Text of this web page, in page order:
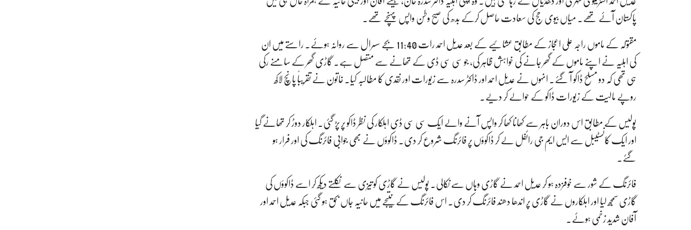
پاکستان آئے تھے۔ میاں بیوی حج کی سعادت حاصل کرکے بدھ کی صبح وطن واپس پہنچے تھے۔
مقتولہ کے ماموں راجہ علی اعجاز کے مطابق عشائیے کے بعد عدیل احمد رات 11:40 بجے سسرال سے روانہ ہوئے۔ راستے میں ان
کی اہلیہ نے اپنے ماموں کے گھر جانے کی خواہش ظاہر کی، جو سی سی ڈی کے تھانے سے متصل ہے۔ گاڑی گھر کے سامنے رکی
ہی تھی کہ دو مسلح ڈاکو آ گئے۔ انہوں نے عدیل احمد اور ڈاکٹر سدرہ سے زیورات اور نقدی کا مطالبہ کیا۔ خاتون نے تقریباً پانچ لاکھ
روپے مالیت کے زیورات ڈاکو کے حوالے کر دیے۔
پولیس کے مطابق اس دوران باہر سے کھانا کھا کر واپس آنے والے ایک سی سی ڈی اہلکار کی نظر ڈاکو پر پڑ گئی۔ اہلکار دوڑ کر تھانے گیا
اور ایک کانسٹیبل سے ایس ایم جی رائفل لے کر ڈاکوؤں پر فائرنگ شروع کر دی۔ ڈاکوؤں نے بھی جوابی فائرنگ کی اور فرار ہو
گئے۔
فائرنگ کے شور سے خوفزدہ ہو کر عدیل احمد نے گاڑی وہاں سے نکالی۔ پولیس نے گاڑی کو تیزی سے نکلتے دیکھ کر اسے ڈاکوؤں کی
گاڑی سمجھ لیا اور اہلکاروں نے گاڑی پر اندھا دھند فائرنگ کر دی۔ اس فائرنگ کے نتیجے میں حانیہ جاں بحق ہو گئی جبکہ عدیل احمد اور
آفان شدید زخمی ہوئے۔